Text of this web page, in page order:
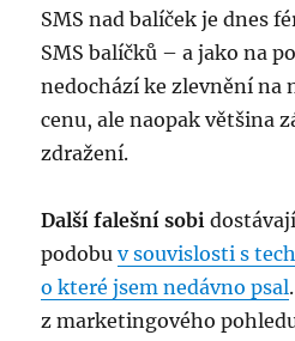
SMS nad balíček je dnes
SMS balíčků – a jako na
nedochází ke zlevnění na
cenu, ale naopak většina
zdražení.
Další falešní sobi
podobuv souvis­losti s
o které jsem nedávno psal
z marketingového